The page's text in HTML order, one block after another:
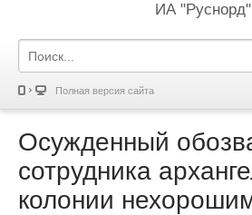
ИА "Руснорд"
Полная версия сайта
Осужденный
сотрудника
колонии